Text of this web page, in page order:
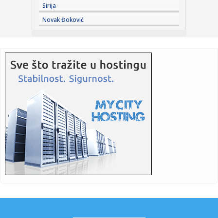
16:29:Preminuo William Orbit, legendarni britanski producent
16:26: Brena i Boba izdaju luks jahtu vrednu šest miliona evra:
Ispliva...
16:25:
ljudi....
16:20:Бар: Два света у једном граду
16:22:Dvojica radnika povređena u fabrici u Kikindi
16:20:Srpkinjama evropska bronza: Emilija, Natalija i Marija
"upucale" ...
Sirija
Novak Đoković